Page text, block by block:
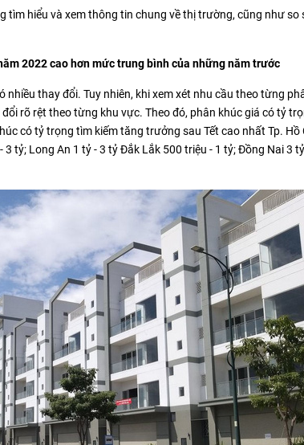
tìm hiểu và xem thông tin chung về thị trường, cũng như so
2022 cao hơn mức trung bình của những năm trước
thay đổi. Tuy nhiên, khi xem xét nhu cầu theo từng
rõ rệt theo từng khu vực. Theo đó, phân khúc giá có tỷ
có tỷ trọng tìm kiếm tăng trưởng sau Tết cao nhất Tp. Hồ
tỷ; Long An 1 tỷ - 3 tỷ Đắk Lắk 500 triệu - 1 tỷ; Đồng Nai 3